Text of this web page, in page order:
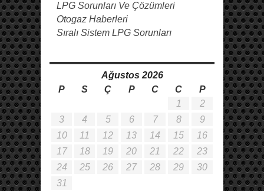
LPG Sorunları Ve Çözümleri
Otogaz Haberleri
Sıralı Sistem LPG Sorunları
Ağustos 2026
P
S Ç P C C P
1
2
3
4 5 6 7 8
9
10
11 12 13 14 15
16
17
18 19 20 21 22
23
24
25 26 27 28 29
30
31